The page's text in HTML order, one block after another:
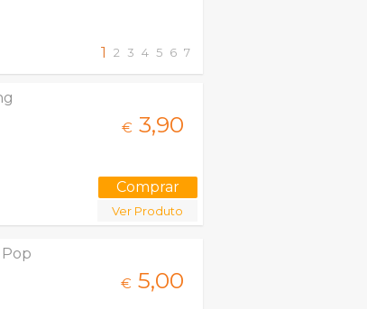
1 2 3 4 5 6 7
€ 3,90
Ver Produto
€ 5,00